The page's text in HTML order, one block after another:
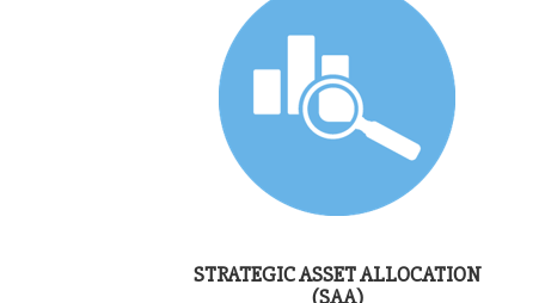
STRATEGIC ASSET ALLOCATION
(SAA)